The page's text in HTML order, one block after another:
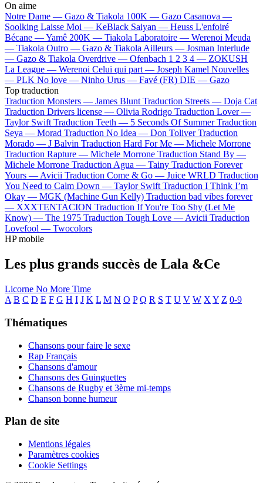
On aime
Notre Dame — Gazo & Tiakola 100K — Gazo Casanova —
Soolking Laisse Moi — KeBlack Saiyan — Heuss L'enfoiré
Bécane —Yamê 200K — Tiakola Laboratoire — Werenoi Meuda
— Tiakola Outro — Gazo & TiakolaAilleurs — Josman Interlude
— Gazo & Tiakola Overdrive — Ofenbach 1 2 3 4 — ZOKUSH
La League — Werenoi Celui qui part — Joseph Kamel Nouvelles
— PLK No love — Ninho Urus — Favé (FR) DIE — Gazo
Top traduction
Traduction Monsters — James Blunt Traduction Streets — Doja Cat
Traduction Drivers license — Olivia Rodrigo Traduction Lover —
Taylor Swift Traduction Teeth — 5 Seconds Of Summer Traduction
Seya — Morad Traduction No Idea — Don Toliver Traduction
Morado — J Balvin Traduction Hard For Me — Michele Morrone
Traduction Rapture — Michele Morrone Traduction Stand By —
Michele Morrone Traduction Agua — Tainy Traduction Forever
Yours —Avicii Traduction Come & Go — Juice WRLD Traduction
You Need to Calm Down — Taylor Swift Traduction I Think I’m
Okay — MGK (Machine Gun Kelly) Traduction bad vibes forever
— XXXTENTACION Traduction If You're Too Shy (Let Me
Know) — The 1975 Traduction Tough Love —Avicii Traduction
Lovefool — Twocolors
HP mobile
Les plus grands succès de Lala &Ce
Licorne No More Time
A B C D E F G H I J K L M N O P Q R S T U V W X Y Z 0-9
Thématiques
Chansons pour faire le sexe
Rap Français
Chansons d'amour
Chansons des Guinguettes
Chansons de Rugby et 3ème mi-temps
Chanson bonne humeur
Plan de site
Mentions légales
Paramètres cookies
Cookie Settings